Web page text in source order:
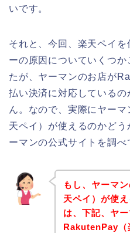
いです。
それと、今回、楽天ペイ
ーの原因についていくつ
たが、ヤーマンのお店が
払い決済に対応している
ん。なので、実際にヤー
天ペイ）が使えるのかど
ーマンの公式サイトを調べ
もし、ヤーマ
天ペイ）が使
は、下記、ヤ
RakutenPay（